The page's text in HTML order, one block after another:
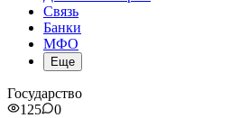
Связь
Банки
МФО
Еще
Государство
125
0